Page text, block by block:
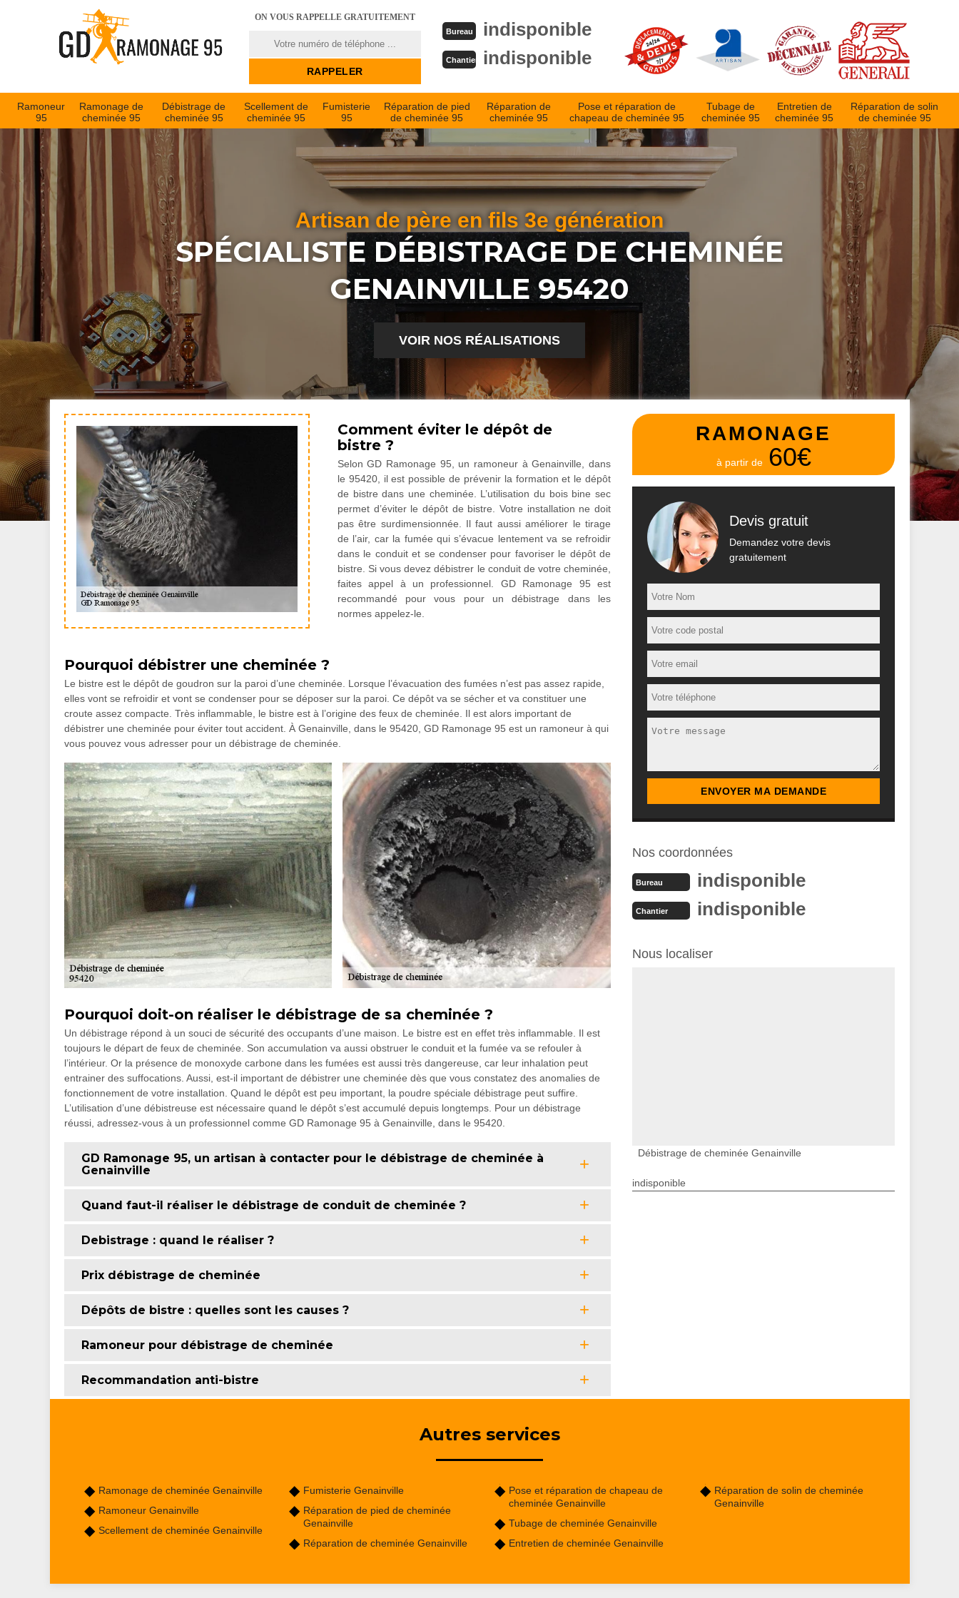
ON VOUS RAPPELLE GRATUITEMENT
Bureau indisponible
Chantier indisponible
Ramoneur
95
Ramonage de
cheminée 95
Débistrage de
cheminée 95
Scellement de
cheminée 95
Fumisterie
95
Réparation de pied
de cheminée 95
Réparation de
cheminée 95
Pose et réparation de
chapeau de cheminée 95
Tubage de
cheminée 95
Entretien de
cheminée 95
Réparation de solin
de cheminée 95
Artisan de père en fils 3e génération
SPÉCIALISTE DÉBISTRAGE DE CHEMINÉE
GENAINVILLE 95420
VOIR NOS RÉALISATIONS
Comment éviter le dépôt de
bistre ?
Selon GD Ramonage 95, un ramoneur à Genainville, dans
le 95420, il est possible de prévenir la formation et le dépôt
de bistre dans une cheminée. L’utilisation du bois bine sec
permet d’éviter le dépôt de bistre. Votre installation ne doit
pas être surdimensionnée. Il faut aussi améliorer le tirage
de l’air, car la fumée qui s’évacue lentement va se refroidir
dans le conduit et se condenser pour favoriser le dépôt de
bistre. Si vous devez débistrer le conduit de votre cheminée,
faites appel à un professionnel. GD Ramonage 95 est
recommandé pour vous pour un débistrage dans les
normes appelez-le.
Pourquoi débistrer une cheminée ?
Le bistre est le dépôt de goudron sur la paroi d’une cheminée. Lorsque l’évacuation des fumées n’est pas assez rapide,
elles vont se refroidir et vont se condenser pour se déposer sur la paroi. Ce dépôt va se sécher et va constituer une
croute assez compacte. Très inflammable, le bistre est à l’origine des feux de cheminée. Il est alors important de
débistrer une cheminée pour éviter tout accident. À Genainville, dans le 95420, GD Ramonage 95 est un ramoneur à qui
vous pouvez vous adresser pour un débistrage de cheminée.
Pourquoi doit-on réaliser le débistrage de sa cheminée ?
Un débistrage répond à un souci de sécurité des occupants d’une maison. Le bistre est en effet très inflammable. Il est
toujours le départ de feux de cheminée. Son accumulation va aussi obstruer le conduit et la fumée va se refouler à
l’intérieur. Or la présence de monoxyde carbone dans les fumées est aussi très dangereuse, car leur inhalation peut
entrainer des suffocations. Aussi, est-il important de débistrer une cheminée dès que vous constatez des anomalies de
fonctionnement de votre installation. Quand le dépôt est peu important, la poudre spéciale débistrage peut suffire.
L’utilisation d’une débistreuse est nécessaire quand le dépôt s’est accumulé depuis longtemps. Pour un débistrage
réussi, adressez-vous à un professionnel comme GD Ramonage 95 à Genainville, dans le 95420.
GD Ramonage 95, un artisan à contacter pour le débistrage de cheminée à
Genainville
Quand faut-il réaliser le débistrage de conduit de cheminée ?
Debistrage : quand le réaliser ?
Prix débistrage de cheminée
Dépôts de bistre : quelles sont les causes ?
Ramoneur pour débistrage de cheminée
Recommandation anti-bistre
RAMONAGE
à partir de 60€
Devis gratuit
Demandez votre devis
gratuitement
Nos coordonnées
Bureau indisponible
Chantier indisponible
Nous localiser
Débistrage de cheminée Genainville
indisponible
Autres services
Ramonage de cheminée Genainville
Ramoneur Genainville
Scellement de cheminée Genainville
Fumisterie Genainville
Réparation de pied de cheminée
Genainville
Réparation de cheminée Genainville
Pose et réparation de chapeau de
cheminée Genainville
Tubage de cheminée Genainville
Entretien de cheminée Genainville
Réparation de solin de cheminée
Genainville